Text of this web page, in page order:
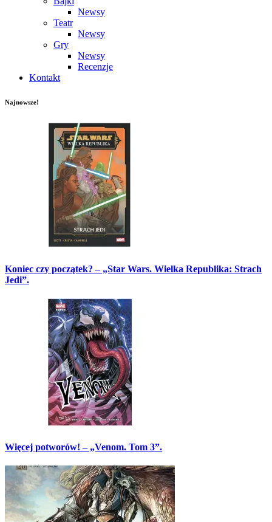
Newsy
Teatr
Newsy
Gry
Newsy
Recenzje
Kontakt
Najnowsze!
Koniec czy początek? – „Star Wars. Wielka Republika: Strach
Jedi”.
Więcej potworów! – „Venom. Tom 3”.